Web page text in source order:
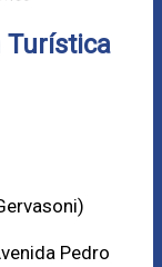
Turística
Pedro